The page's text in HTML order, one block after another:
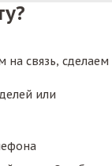
но модель
ее
будет
в 18
на связь, сделаем
или